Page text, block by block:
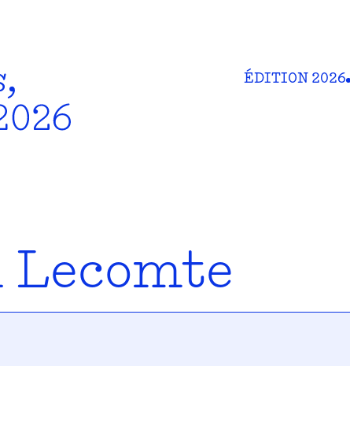
ÉDITION 2026